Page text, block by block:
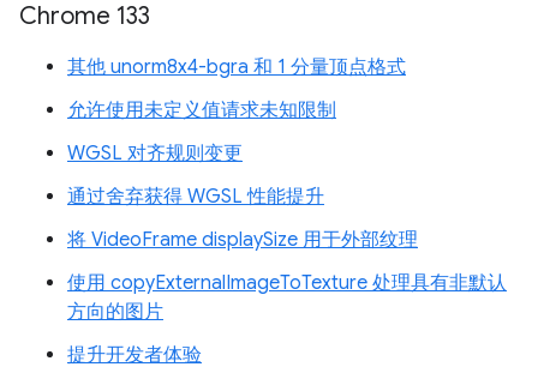
Chrome 133
其他 unorm8x4-bgra 和 1 分量顶点格式
允许使用未定义值请求未知限制
WGSL 对齐规则变更
通过舍弃获得 WGSL 性能提升
将 VideoFrame displaySize 用于外部纹理
使用 copyExternalImageToTexture 处理具有非默认
方向的图片
提升开发者体验